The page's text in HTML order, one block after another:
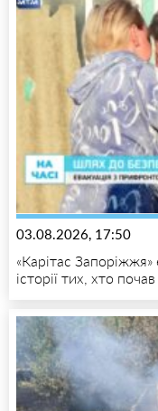
03.08.2026, 17:50
«Карітас
історії тих, хто